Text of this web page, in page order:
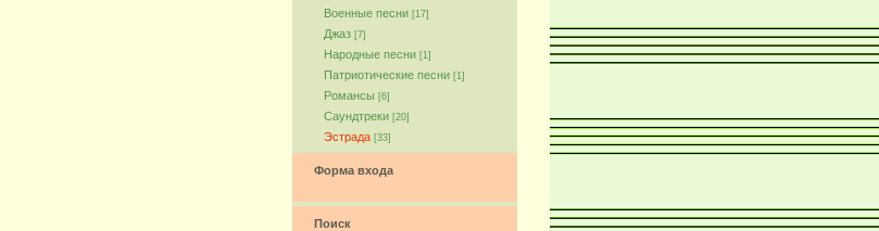
Военные песни [17]
Джаз [7]
Народные песни [1]
Патриотические песни [1]
Романсы [6]
Саундтреки [20]
Эстрада [33]
Форма входа
Поиск